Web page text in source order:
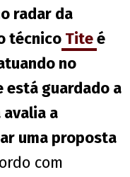
radar da
técnico Titeé
no
está guardado a
avalia a
uma proposta
com